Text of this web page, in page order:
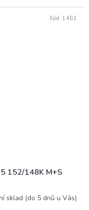
152/148K M+S
sklad (do 5 dnů u Vás)
Kód: 1461